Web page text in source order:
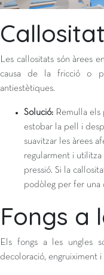
Les callositats són àrees
causa de la fricció o
antiestètiques.
Solució: Remulla els
estobar la pell i
suavitzar les àrees
regularment i
pressió. Si la
podòleg per fer una
Fongs a
Els fongs a les ungles
decoloració, engruiximent